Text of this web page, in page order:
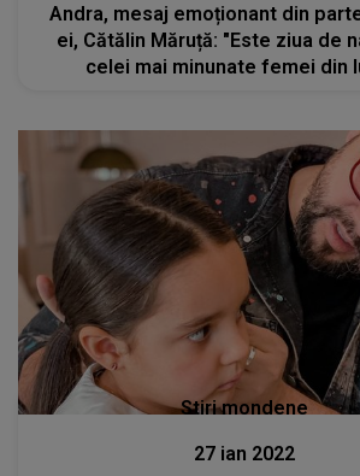
Andra, mesaj emoționant din
ei, Cătălin Măruță: "Este ziua de
celei mai minunate femei din
Stiri mondene
27 ian 2022